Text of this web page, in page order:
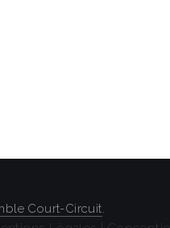
Court-Circuit.